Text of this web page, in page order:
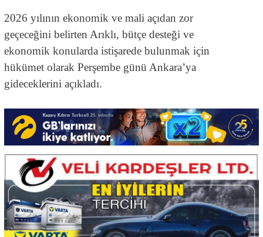
2026 yılının ekonomik ve mali açıdan zor
geçeceğini belirten Arıklı, bütçe desteği ve
ekonomik konularda istişarede bulunmak için
hükümet olarak Perşembe günü Ankara’ya
gideceklerini açıkladı.